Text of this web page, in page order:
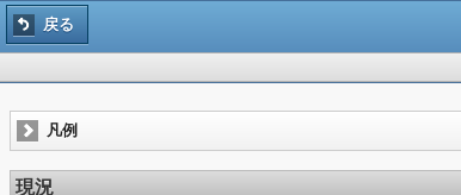
戻る
凡例
現況